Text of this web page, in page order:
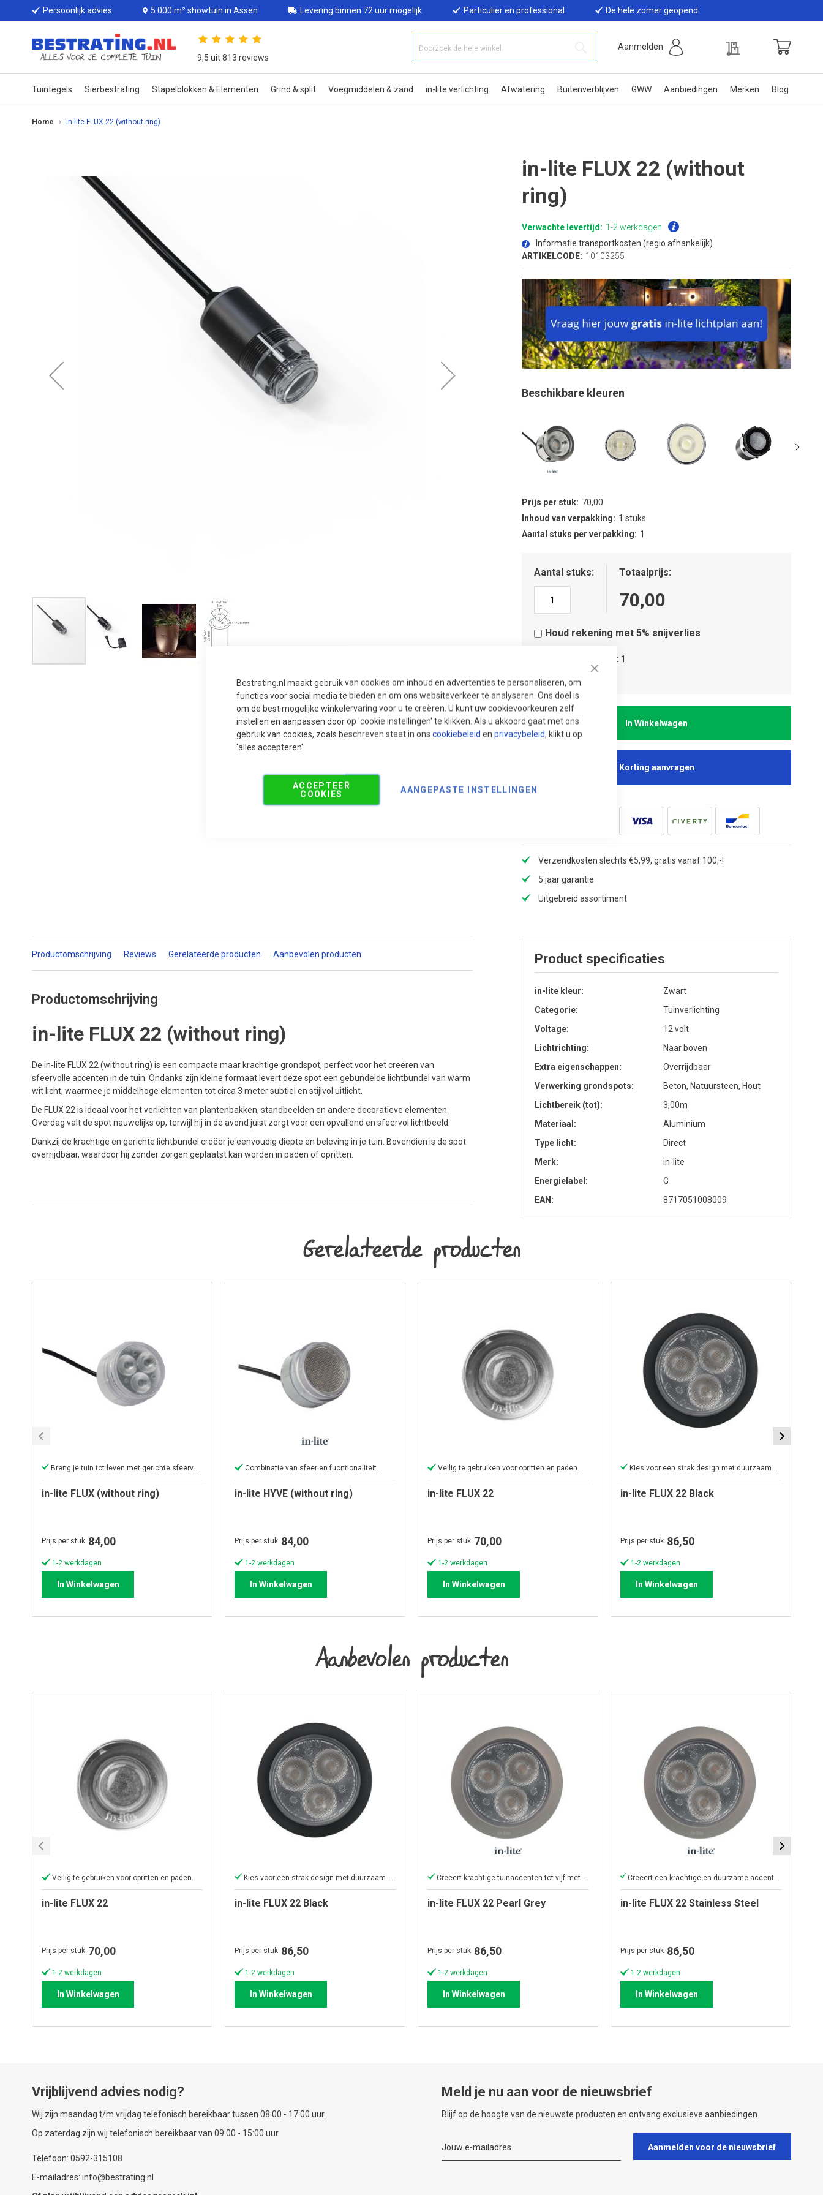
Bestrating.nl maakt gebruik van cookies om inhoud en advertenties te personaliseren, om
functies voor social media te bieden en om ons websiteverkeer te analyseren. Ons doel is
om de best mogelijke winkelervaring voor u te creëren. U kunt uw cookievoorkeuren zelf
instellen en aanpassen door op 'cookie instellingen' te klikken. Als u akkoord gaat met ons
gebruik van cookies, zoals beschreven staat in ons cookiebeleid en privacybeleid, klikt u op
'alles accepteren'
ACCEPTEER
COOKIES
AANGEPASTE INSTELLINGEN
Persoonlijk advies 5.000 m² showtuin in Assen Levering binnen 72 uur mogelijk Particulier en professional De hele zomer geopend
9,5 uit 813 reviews
Aanmelden
Tuintegels Sierbestrating Stapelblokken & Elementen Grind & split Voegmiddelen & zand in-lite verlichting Afwatering Buitenverblijven GWW Aanbiedingen Merken Blog
Home in-lite FLUX 22 (without ring)
in-lite FLUX 22 (without
ring)
Verwachte levertijd: 1-2 werkdagen
Informatie transportkosten (regio afhankelijk)
ARTIKELCODE: 10103255
Beschikbare kleuren
Prijs per stuk
70,00
Inhoud van verpakking
1 stuks
Aantal stuks per verpakking
1
Aantal stuks Totaalprijs
70,00
Houd rekening met 5% snijverlies
1
1
In Winkelwagen
Korting aanvragen
Verzendkosten slechts €5,99, gratis vanaf 100,-!
5 jaar garantie
Uitgebreid assortiment
Productomschrijving Reviews Gerelateerde producten Aanbevolen producten
Productomschrijving
in-lite FLUX 22 (without ring)
De in-lite FLUX 22 (without ring) is een compacte maar krachtige grondspot, perfect voor het creëren van
sfeervolle accenten in de tuin. Ondanks zijn kleine formaat levert deze spot een gebundelde lichtbundel van warm
wit licht, waarmee je middelhoge elementen tot circa 3 meter subtiel en stijlvol uitlicht.
De FLUX 22 is ideaal voor het verlichten van plantenbakken, standbeelden en andere decoratieve elementen.
Overdag valt de spot nauwelijks op, terwijl hij in de avond juist zorgt voor een opvallend en sfeervol lichtbeeld.
Dankzij de krachtige en gerichte lichtbundel creëer je eenvoudig diepte en beleving in je tuin. Bovendien is de spot
overrijdbaar, waardoor hij zonder zorgen geplaatst kan worden in paden of opritten.
Product specificaties
in-lite kleur
Zwart
Categorie
Tuinverlichting
Voltage
12 volt
Lichtrichting
Naar boven
Extra eigenschappen
Overrijdbaar
Verwerking grondspots
Beton, Natuursteen, Hout
Lichtbereik (tot)
3,00m
Materiaal
Aluminium
Type licht
Direct
Merk
in-lite
Energielabel
G
EAN
8717051008009
Gerelateerde producten
in-lite FLUX (without ring)
Prijs per stuk 84,00
1-2 werkdagen
In Winkelwagen
Combinatie van sfeer en fucntionaliteit.
in-lite HYVE (without ring)
Prijs per stuk 84,00
1-2 werkdagen
In Winkelwagen
Veilig te gebruiken voor opritten en paden.
in-lite FLUX 22
Prijs per stuk 70,00
1-2 werkdagen
In Winkelwagen
in-lite FLUX 22 Black
Prijs per stuk 86,50
1-2 werkdagen
In Winkelwagen
Aanbevolen producten
Veilig te gebruiken voor opritten en paden.
in-lite FLUX 22
Prijs per stuk 70,00
1-2 werkdagen
In Winkelwagen
in-lite FLUX 22 Black
Prijs per stuk 86,50
1-2 werkdagen
In Winkelwagen
Creëert krachtige tuinaccenten tot vijf meter hoogte.
in-lite FLUX 22 Pearl Grey
Prijs per stuk 86,50
1-2 werkdagen
In Winkelwagen
in-lite FLUX 22 Stainless Steel
Prijs per stuk 86,50
1-2 werkdagen
In Winkelwagen
Vrijblijvend advies nodig?
Wij zijn maandag t/m vrijdag telefonisch bereikbaar tussen 08:00 - 17:00 uur.
Op zaterdag zijn wij telefonisch bereikbaar van 09:00 - 15:00 uur.
Telefoon: 0592-315108
E-mailadres: info@bestrating.nl
Meld je nu aan voor de nieuwsbrief
Blijf op de hoogte van de nieuwste producten en ontvang exclusieve aanbiedingen.
Aanmelden voor de nieuwsbrief